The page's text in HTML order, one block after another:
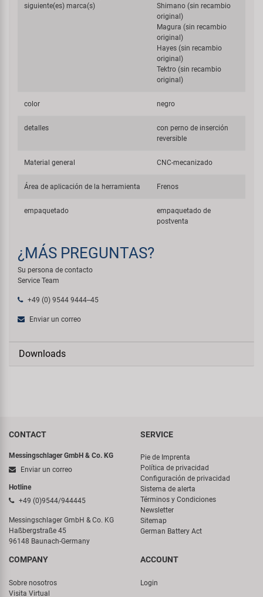
siguiente(es) marca(s)
Shimano (sin recambio
original)
Magura (sin recambio
original)
Hayes (sin recambio
original)
Tektro (sin recambio
original)
color negro
detalles
con perno de inserción
reversible
Material general CNC-mecanizado
Área de aplicación de la herramienta Frenos
empaquetado
empaquetado de
postventa
¿MÁS PREGUNTAS?
Su persona de contacto
Service Team
+49 (0) 9544 9444--45
Enviar un correo
Downloads
CONTACT
Messingschlager GmbH & Co. KG
Enviar un correo
Hotline
+49 (0)9544/944445
Messingschlager GmbH & Co. KG
Haßbergstraße 45
96148 Baunach-Germany
SERVICE
Pie de Imprenta
Política de privacidad
Configuración de privacidad
Sistema de alerta
Términos y Condiciones
Newsletter
Sitemap
German Battery Act
COMPANY
Sobre nosotros
Visita Virtual
ACCOUNT
Login